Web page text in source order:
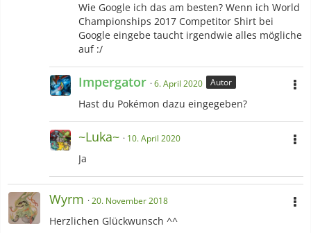
Wie Google ich das am besten? Wenn ich World
Championships 2017 Competitor Shirt bei
Google eingebe taucht irgendwie alles mögliche
auf :/
Impergator 6. April 2020 Autor
Hast du Pokémon dazu eingegeben?
~Luka~ 10. April 2020
Ja
Wyrm 20. November 2018
Herzlichen Glückwunsch ^^